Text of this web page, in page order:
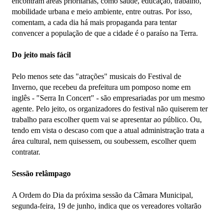
mobilidade urbana e meio ambiente, entre outras. Por isso,
comentam, a cada dia há mais propaganda para tentar
convencer a população de que a cidade é o paraíso na Terra.
Do jeito mais fácil
Pelo menos sete das "atrações" musicais do Festival de
Inverno, que recebeu da prefeitura um pomposo nome em
inglês - "Serra In Concert" - são empresariadas por um mesmo
agente. Pelo jeito, os organizadores do festival não quiserem ter
trabalho para escolher quem vai se apresentar ao público. Ou,
tendo em vista o descaso com que a atual administração trata a
área cultural, nem quisessem, ou soubessem, escolher quem
contratar.
Sessão relâmpago
A Ordem do Dia da próxima sessão da Câmara Municipal,
segunda-feira, 19 de junho, indica que os vereadores voltarão